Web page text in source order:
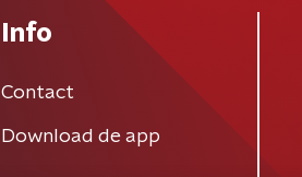
Info
Contact
Download de app